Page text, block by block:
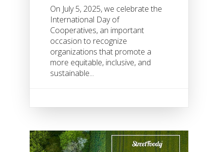
On July 5, 2025, we celebrate the
International Day of
Cooperatives, an important
occasion to recognize
organizations that promote a
more equitable, inclusive, and
sustainable...